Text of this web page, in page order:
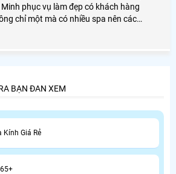
phục vụ làm đẹp có khách hàng
chỉ một mà có nhiều spa nên các
BẠN ĐAN XEM
Kính Giá Rẻ